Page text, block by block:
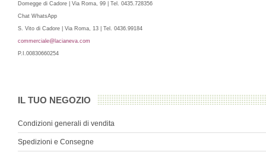
Domegge di Cadore | Via Roma, 99 | Tel. 0435.728356
Chat WhatsApp
S. Vito di Cadore | Via Roma, 13 | Tel. 0436.99184
commerciale@lacianeva.com
P.I.00830660254
IL TUO NEGOZIO
Condizioni generali di vendita
Spedizioni e Consegne